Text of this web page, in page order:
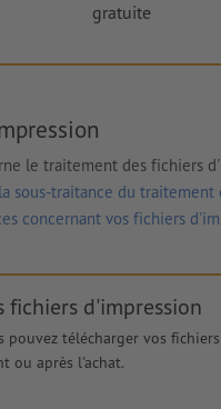
gratuite
le traitement des fichiers
sous-traitance du traitement
concernant vos fichiers
fichiers d'impression
pouvez télécharger vos
ou après l'achat.